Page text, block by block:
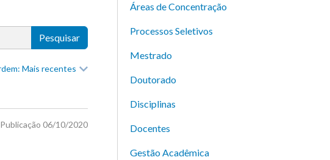
Pesquisar
Ordem: Mais recentes
Publicação 06/10/2020
Áreas de Concentração
Processos Seletivos
Mestrado
Doutorado
Disciplinas
Docentes
Gestão Acadêmica